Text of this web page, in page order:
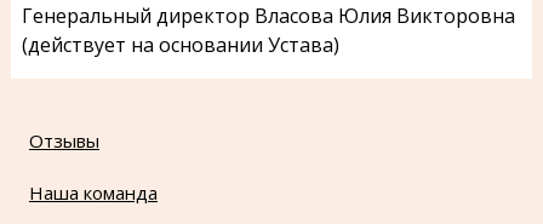
Генеральный директор Власова Юлия Викторовна
(действует на основании Устава)
Отзывы
Наша команда